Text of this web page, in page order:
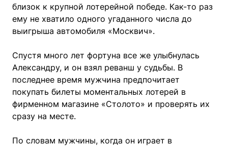
близок к крупной лотерейной победе. Как-то раз
ему не хватило одного угаданного числа до
выигрыша автомобиля «Москвич».
Спустя много лет фортуна все же улыбнулась
Александру, и он взял реванш у судьбы. В
последнее время мужчина предпочитает
покупать билеты моментальных лотерей в
фирменном магазине «Столото» и проверять их
сразу на месте.
По словам мужчины, когда он играет в